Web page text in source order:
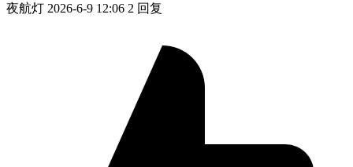
夜航灯 2026-6-9 12:06 2 回复